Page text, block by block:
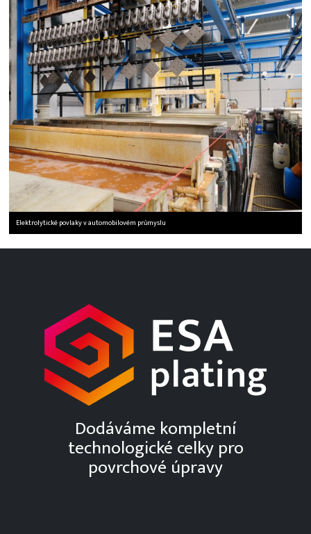
Elektrolytické povlaky v automobilovém průmyslu
Dodáváme kompletní
technologické celky pro
povrchové úpravy